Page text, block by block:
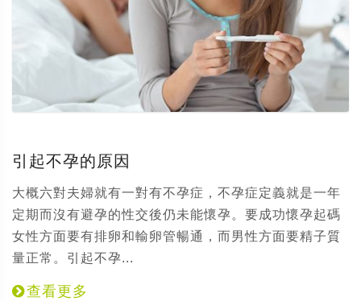
引起不孕的原因
大概六對夫婦就有一對有不孕症，不孕症定義就是一年
定期而沒有避孕的性交後仍未能懷孕。要成功懷孕起碼
女性方面要有排卵和輸卵管暢通，而男性方面要精子質
量正常。引起不孕...
查看更多